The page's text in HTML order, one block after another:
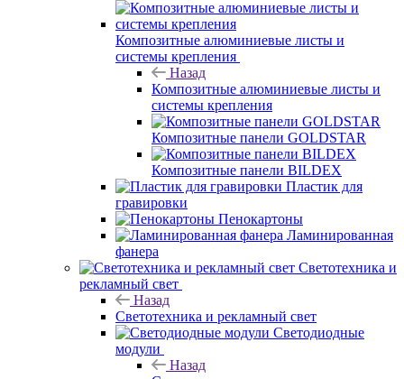
Композитные алюминиевые листы и
системы крепления
Назад
Композитные алюминиевые листы и
системы крепления
Композитные панели GOLDSTAR
Композитные панели BILDEX
Пластик для
гравировки
Пенокартоны
Ламинированная
фанера
Светотехника и
рекламный свет
Назад
Светотехника и рекламный свет
Светодиодные
модули
Назад